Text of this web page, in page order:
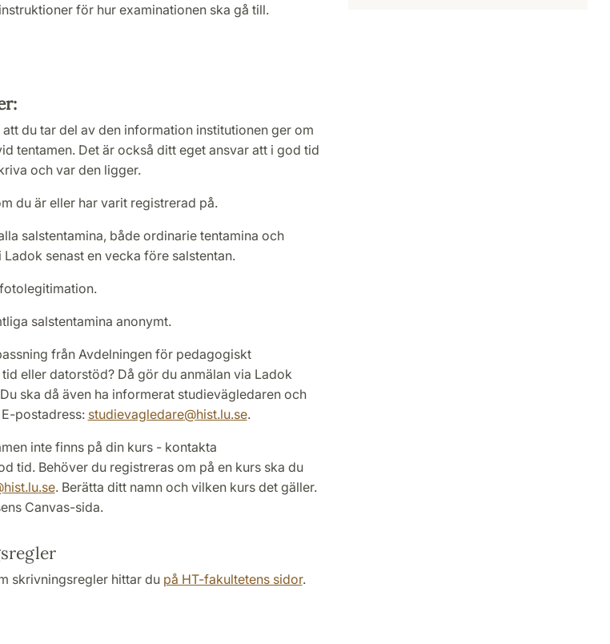
för hur examinationen ska gå till.
du tar del av den information institutionen ger om
tentamen. Det är också ditt eget ansvar att i god tid
och var den ligger.
du är eller har varit registrerad på.
salstentamina, både ordinarie tentamina och
senast en vecka före salstentan.
salstentamina anonymt.
från Avdelningen för pedagogiskt
eller datorstöd? Då gör du anmälan via Ladok
ska då även ha informerat studievägledaren och
postadress: studievagledare@hist.lu.se.
inte finns på din kurs - kontakta
tid. Behöver du registreras om på en kurs ska du
hist.lu.se. Berätta ditt namn och vilken kurs det gäller.
Canvas-sida.
skrivningsregler hittar du på HT-fakultetens sidor.